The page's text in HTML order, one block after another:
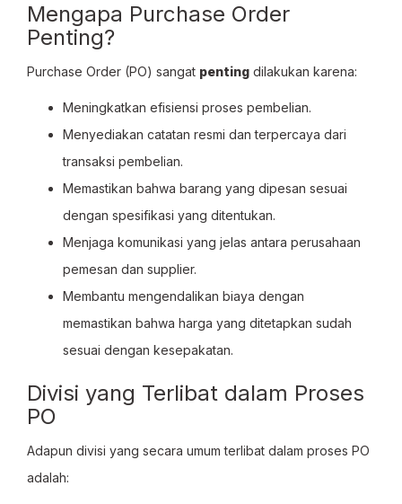
Mengapa Purchase Order
Penting?
Purchase Order (PO) sangat penting dilakukan karena:
Meningkatkan efisiensi proses pembelian.
Menyediakan catatan resmi dan terpercaya dari
transaksi pembelian.
Memastikan bahwa barang yang dipesan sesuai
dengan spesifikasi yang ditentukan.
Menjaga komunikasi yang jelas antara perusahaan
pemesan dan supplier.
Membantu mengendalikan biaya dengan
memastikan bahwa harga yang ditetapkan sudah
sesuai dengan kesepakatan.
Divisi yang Terlibat dalam Proses
PO
Adapun divisi yang secara umum terlibat dalam proses PO
adalah: